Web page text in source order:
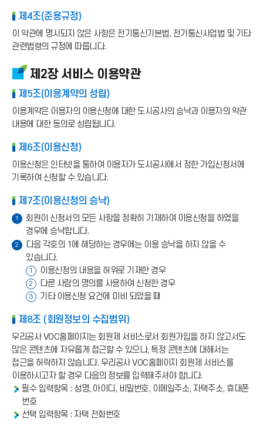
제4조(준용규정)
이 약관에 명시되지 않은 사항은 전기통신기본법, 전기통신사업법 및 기타
관련법령의 규정에 따릅니다.
제2장 서비스 이용약관
제5조(이용계약의 성립)
이용계약은 이용자의 이용신청에 대한 도시공사의 승낙과 이용자의 약관
내용에 대한 동의로 성립됩니다.
제6조(이용신청)
이용신청은 인터넷을 통하여 이용자가 도시공사에서 정한 가입신청서에
기록하여 신청할 수 있습니다.
제7조(이용신청의 승낙)
1
회원이 신청서의 모든 사항을 정확히 기재하여 이용신청을 하였을
경우에 승낙합니다.
2
다음 각호의 1에 해당하는 경우에는 이용 승낙을 하지 않을 수
있습니다.
1 이용신청의 내용을 허위로 기재한 경우
2 다른 사람의 명의를 사용하여 신청한 경우
3 기타 이용신청 요건에 미비 되었을 때
제8조 (회원정보의 수집범위)
우리공사 VOC홈페이지는 회원제 서비스로서 회원가입을 하지 않고서도
많은 콘텐츠에 자유롭게 접근할 수 있으나, 특정 콘텐츠에 대해서는
접근을 허락하지 않습니다. 우리공사 VOC홈페이지 회원제 서비스를
이용하시고자 할 경우 다음의 정보를 입력해주셔야 합니다.
필수 입력항목 : 성명, 아이디, 비밀번호, 이메일주소, 자택주소, 휴대폰
번호
선택 입력항목 : 자택 전화번호